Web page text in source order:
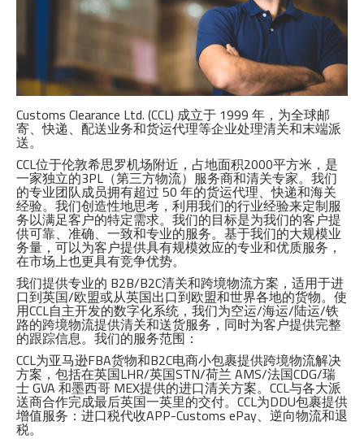
Customs Clearance Ltd. (CCL) 成立于 1999 年，为全球邮
寄、快递、配送业务和货运代理等企业处理清关和末端派
送。
CCL位于伦敦希思罗机场附近，占地面积2000平方米，是
一家独立的3PL（第三方物流）服务商和清关专家。我们
的专业团队成员拥有超过 50 年的货运代理、快递和海关
经验。我们创造性地思考，利用我们的行业经验来定制服
务以满足客户的特定需求。我们的目标是为我们的客户提
供可靠、准确、一致和专业的服务。基于我们的大规模业
务量，可以为客户提供具有规模效应的专业和优质服务，
在市场上也更具有竞争优势。
我们提供专业的 B2B/B2C清关和跨境物流方案，适用于进
口到英国/欧盟或从英国出口到欧盟和世界各地的货物。使
用CCL自主开发的数字化系统，我们为空运/海运/陆运/铁
路的跨境物流提供清关和送货服务，同时为客户提供完整
的跟踪信息。我们的服务范围：
CCL为亚马逊FBA货物和B2C电商小包裹提供跨境物流解决
方案，包括在英国LHR/英国STN/荷兰 AMS/法国CDG/瑞
士 GVA 和墨西哥 MEX提供的进口清关方案。CCL与各大派
送商合作完成最后英国一英里的交付。CCL为DDU包裹提供
增值服务：进口税代收APP-Customs ePay​、逆向物流和退
税。